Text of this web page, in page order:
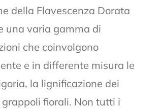
della Flavescenza Dorata
una varia gamma di
che coinvolgono
e in differente misura le
la lignificazione dei
fiorali. Non tutti i